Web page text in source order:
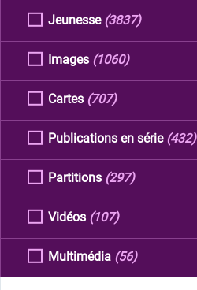
Jeunesse (3837)
Images (1060)
Cartes (707)
Publications en série (432)
Partitions (297)
Vidéos (107)
Multimédia (56)